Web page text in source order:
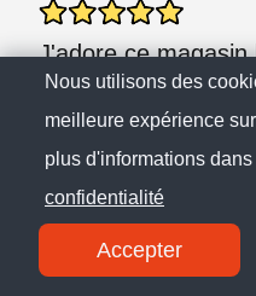
J'adore ce
et de bonne qualité
jusqu'à 20h et le
C.
Nous utilisons des
meilleure expérience
plus d'informations dans
confidentialité
Accepter